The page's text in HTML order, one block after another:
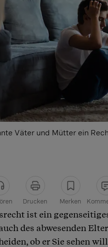
Väter und Mütter ein
Drucken Merken
ist ein
des abwesenden
ob er Sie sehen